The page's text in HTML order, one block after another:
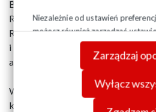
Niezależnie od ustawień
możesz również zarządzać
swojej przeglądarki. Więcej
danych znajdziesz wPolityce
Zarządzaj
Wyłącz
Była wiceminister cyfryzacji i
Regulacji w PGE Wanda
Republikańskiej specjalizujący się
i gospodarczej Marcin Izdebski
analizę dotyczącą kosztów systemu
W raporcie możemy
kosztował przeciętną polską